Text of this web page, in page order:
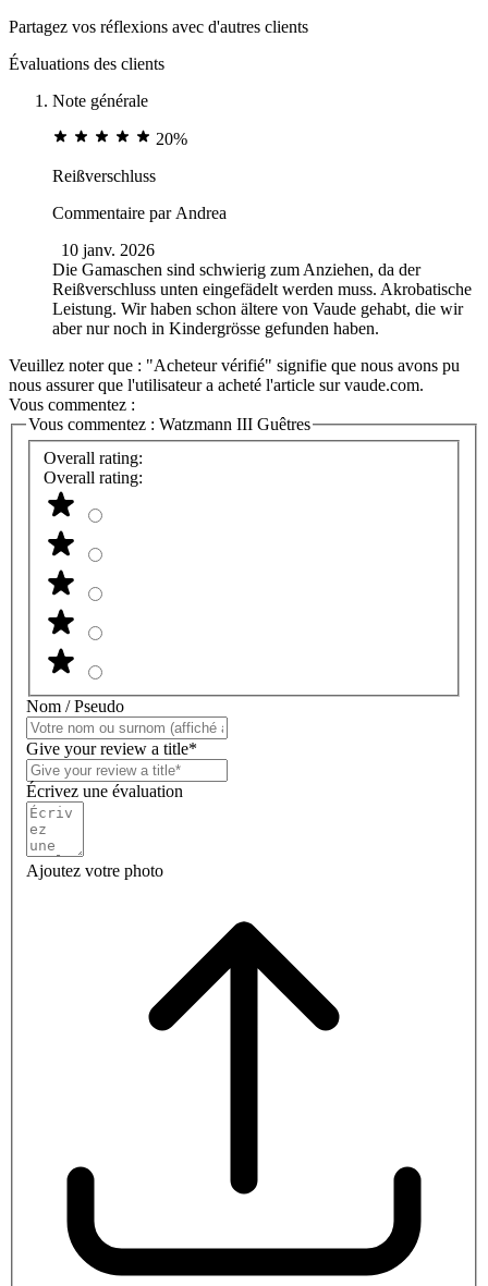
Partagez vos réflexions avec d'autres clients
Évaluations des clients
Note générale
20%
Reißverschluss
Commentaire par Andrea
10 janv. 2026
Die Gamaschen sind schwierig zum Anziehen, da der
Reißverschluss unten eingefädelt werden muss. Akrobatische
Leistung. Wir haben schon ältere von Vaude gehabt, die wir
aber nur noch in Kindergrösse gefunden haben.
Veuillez noter que : "Acheteur vérifié" signifie que nous avons pu
nous assurer que l'utilisateur a acheté l'article sur vaude.com.
Vous commentez :
Vous commentez : Watzmann III Guêtres
Overall rating:
Overall rating:
Nom / Pseudo
Give your review a title*
Écrivez une évaluation
Ajoutez votre photo